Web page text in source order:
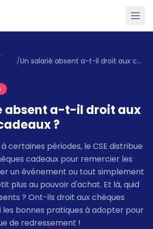
/ Un salarié absent a-t-il droit aux chèques cadeaux ?
absent a-t-il droit aux
?
certaines périodes, le CSE distribue
cadeaux pour remercier les
un événement ou tout simplement
plus au pouvoir d'achat. Et là, quid
? Ont-ils droit aux chèques
les bonnes pratiques à adopter pour
de redressement !